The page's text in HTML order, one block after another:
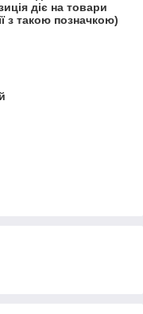
діє на товари
з такою позначкою)